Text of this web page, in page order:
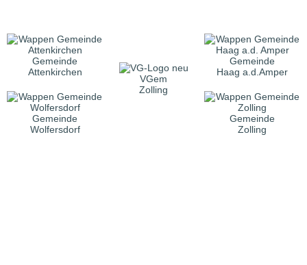
Gemeinde
Attenkirchen
VGem
Zolling
Gemeinde
Haag a.d.Amper
Gemeinde
Wolfersdorf
Gemeinde
Zolling